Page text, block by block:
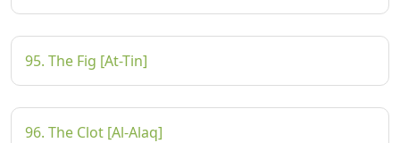
95. The Fig [At-Tin]
96. The Clot [Al-Alaq]